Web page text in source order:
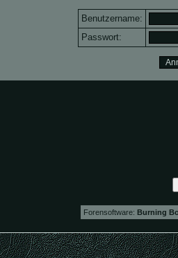
Benutzername:
Passwort:
Forensoftware: Burning